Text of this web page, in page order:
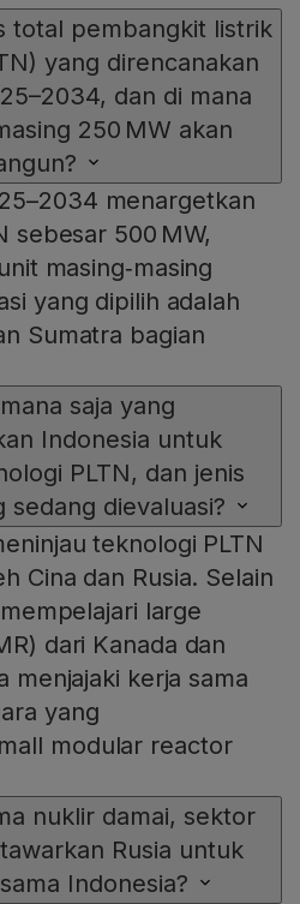
total pembangkit listrik
yang direncanakan
dan di mana
250 MW akan
menargetkan
sebesar 500 MW,
masing‑masing
yang dipilih adalah
Sumatra bagian
saja yang
Indonesia untuk
PLTN, dan jenis
dievaluasi?
teknologi PLTN
Cina dan Rusia. Selain
large
dari Kanada dan
menjajaki kerja sama
yang
modular reactor
nuklir damai, sektor
Rusia untuk
Indonesia?